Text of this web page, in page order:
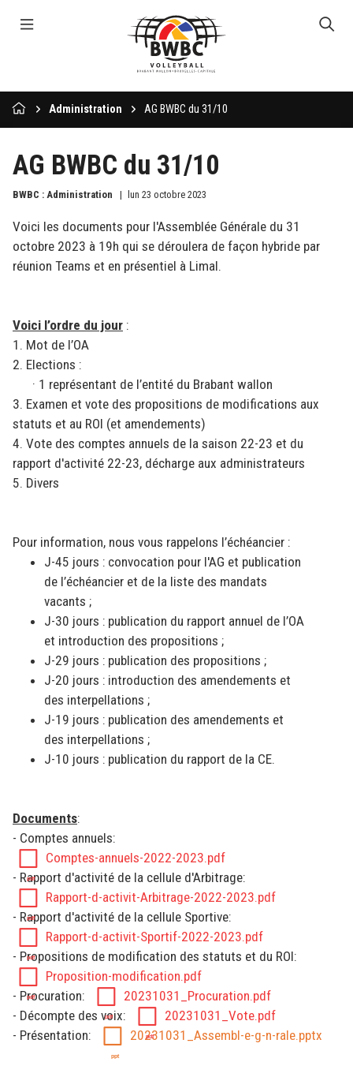
Administration AG BWBC du 31/10
AG BWBC du 31/10
BWBC : Administration lun 23 octobre 2023
Voici les documents pour l'Assemblée Générale du 31
octobre 2023 à 19h qui se déroulera de façon hybride par
réunion Teams et en présentiel à Limal.
Voici l’ordre du jour :
1. Mot de l’OA
2. Elections :
· 1 représentant de l’entité du Brabant wallon
3. Examen et vote des propositions de modifications aux
statuts et au ROI (et amendements)
4. Vote des comptes annuels de la saison 22-23 et du
rapport d'activité 22-23, décharge aux administrateurs
5. Divers
Pour information, nous vous rappelons l’échéancier :
J-45 jours : convocation pour l'AG et publication
de l’échéancier et de la liste des mandats
vacants ;
J-30 jours : publication du rapport annuel de l’OA
et introduction des propositions ;
J-29 jours : publication des propositions ;
J-20 jours : introduction des amendements et
des interpellations ;
J-19 jours : publication des amendements et
des interpellations ;
J-10 jours : publication du rapport de la CE.
Documents:
- Comptes annuels:
Comptes-annuels-2022-2023.pdf
- Rapport d'activité de la cellule d'Arbitrage:
Rapport-d-activit-Arbitrage-2022-2023.pdf
- Rapport d'activité de la cellule Sportive:
Rapport-d-activit-Sportif-2022-2023.pdf
- Propositions de modification des statuts et du ROI:
Proposition-modification.pdf
- Procuration:
20231031_Procuration.pdf
- Décompte des voix:
20231031_Vote.pdf
- Présentation:
20231031_Assembl-e-g-n-rale.pptx